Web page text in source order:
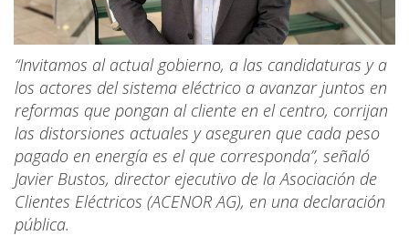
“Invitamos al actual gobierno, a las candidaturas y a
los actores del sistema eléctrico a avanzar juntos en
reformas que pongan al cliente en el centro, corrijan
las distorsiones actuales y aseguren que cada peso
pagado en energía es el que corresponda”, señaló
Javier Bustos, director ejecutivo de la Asociación de
Clientes Eléctricos (ACENOR AG), en una declaración
pública.